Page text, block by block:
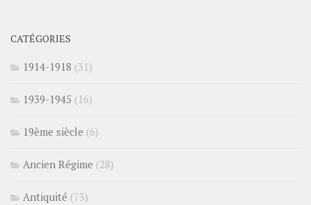
CATÉGORIES
1914-1918 (31)
1939-1945 (16)
19ème siècle (6)
Ancien Régime (28)
Antiquité (73)